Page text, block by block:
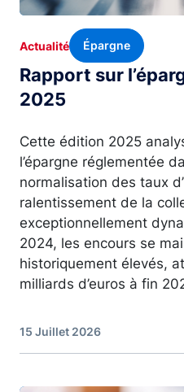
Rapport sur
2025
Actualité Épargne
Cette édition 2025
l’épargne réglementée
normalisation des taux
ralentissement de la
exceptionnellement
2024, les encours se
historiquement élevés,
milliards d’euros à fin
15 Juillet 2026